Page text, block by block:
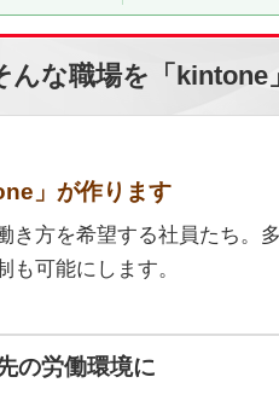
な職場を「kintone
」が作ります
き方を希望する社員たち。
可能にします。
の労働環境に